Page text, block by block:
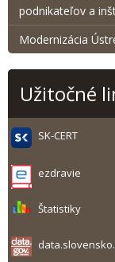
podnikateľov a
Modernizácia
Užitočné
SK-CERT
ezdravie
Štatistiky